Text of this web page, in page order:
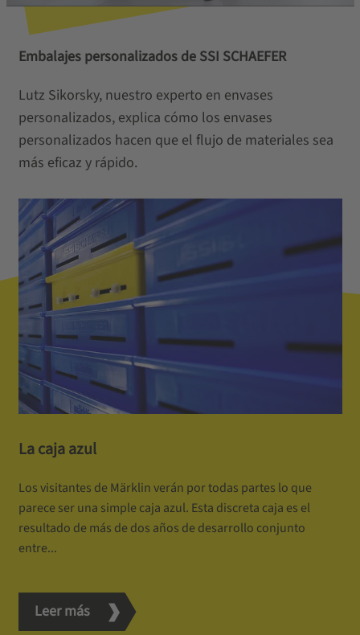
Embalajes personalizados de SSI SCHAEFER
Lutz Sikorsky, nuestro experto en envases
personalizados, explica cómo los envases
personalizados hacen que el flujo de materiales sea
más eficaz y rápido.
La caja azul
Los visitantes de Märklin verán por todas partes lo que
parece ser una simple caja azul. Esta discreta caja es el
resultado de más de dos años de desarrollo conjunto
entre...
Leer más